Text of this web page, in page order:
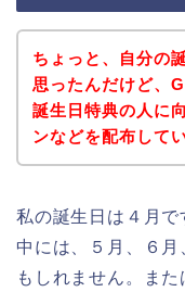
ちょっと、自分の
思ったんだけど、
誕生日特典の人に
ンなどを配布して
私の誕生日は４月
中には、５月、６
もしれません。ま